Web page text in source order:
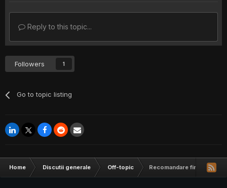
Reply to this topic...
Followers 1
Go to topic listing
Home Discutii generale Off-topic Recomandare firma